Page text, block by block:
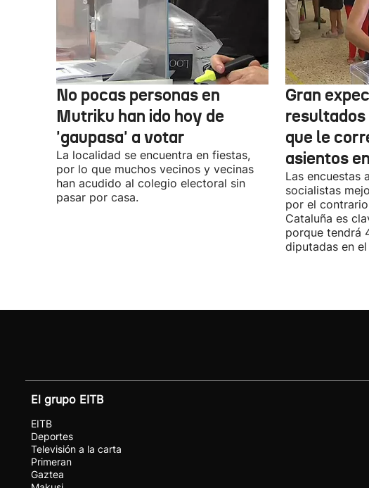
No pocas personas en
Mutriku han ido hoy de
'gaupasa' a votar
La localidad se encuentra en fiestas,
por lo que muchos vecinos y vecinas
han acudido al colegio electoral sin
pasar por casa.
Gran
resultados
que le
asientos
Las encuestas
socialistas
por el
Cataluña es
porque tendrá
diputadas en
El grupo EITB
EITB
Deportes
Televisión a la carta
Primeran
Gaztea